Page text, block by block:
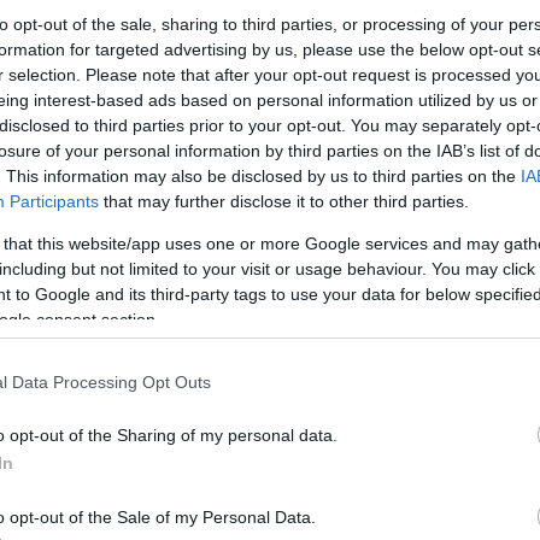
opt-out of the sale, sharing to third parties, or processing of your
for targeted advertising by us, please use the below opt-out
selection. Please note that after your opt-out request is processed
interest-based ads based on personal information utilized by us
to third parties prior to your opt-out. You may separately
of your personal information by third parties on the IAB’s list of
This information may also be disclosed by us to third parties on the
Participants that may further disclose it to other third parties.
that this website/app uses one or more Google services and may
but not limited to your visit or usage behaviour. You may
to Google and its third-party tags to use your data for below
consent section.
Data Processing Opt Outs
opt-out of the Sharing of my personal data.
opt-out of the Sale of my Personal Data.
(
1 (
(
éttermében tartott sajtótájékoztatón
kijelentette, nem akarja még
abbahagyni, és legalább egy szezont
szeretne játszani, sőt Holland is úgy
véli, egy év még van a játékosban,
nagyon valószínű, hogy nem lesz
folytatás, legalábbis Detroitban.
Ennek megfelelően az 2010-es olimpián
sem vehetne részt a hokis. Brian Burke,
az Egyesült Államok csapatvezetője
elmondta, számítanak Cheliosra, de
már a kispad mögött. Még nem tudni
milyen szerepet szánnak neki. Az
kérdéses még a segédedzői pozíció.
minden kiderül, így az is, hogy kik alkotják majd a keretet,
ígér.
főedzőjét nevezték ki a z olimpiára készülő válogatott élére. A
biztos, hogy Ken Hitchcock (Columbus) lesz az egyik, a
Lindy Ruff (Buffalo), Barry Trotz (Nashville), Randy Carlyle
évek elején egyszerre hat Sutter testvér játszott az NHL-ben.